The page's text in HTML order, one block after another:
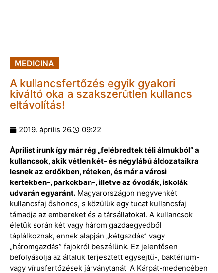
MEDICINA
A kullancsfertőzés egyik gyakori
kiváltó oka a szakszerűtlen kullancs
eltávolítás!
2019. április 26. 09:22
Áprilist írunk így már rég „felébredtek téli álmukból” a
kullancsok, akik vétlen két- és négylábú áldozataikra
lesnek az erdőkben, réteken, és már a városi
kertekben-, parkokban-, illetve az óvodák, iskolák
udvarán egyaránt. Magyarországon negyvenkét
kullancsfaj őshonos, s közülük egy tucat kullancsfaj
támadja az embereket és a társállatokat. A kullancsok
életük során két vagy három gazdaegyedből
táplálkoznak, ennek alapján „kétgazdás” vagy
„háromgazdás” fajokról beszélünk. Ez jelentősen
befolyásolja az általuk terjesztett egysejtű-, baktérium-
vagy vírusfertőzések járványtanát. A Kárpát-medencében